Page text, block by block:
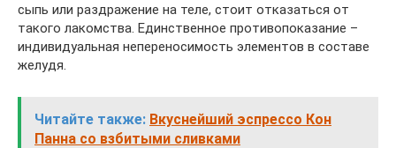
сыпь или раздражение на теле, стоит отказаться от
такого лакомства. Единственное противопоказание –
индивидуальная непереносимость элементов в составе
желудя.
Читайте также: Вкуснейший эспрессо Кон
Панна со взбитыми сливками